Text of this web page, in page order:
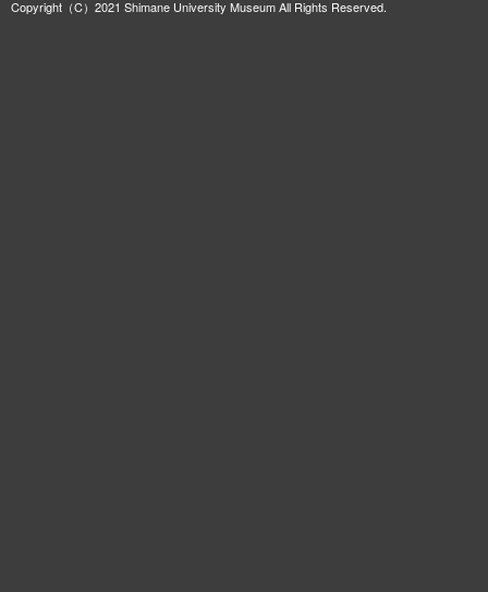
Copyright（C）2021 Shimane University Museum All Rights Reserved.